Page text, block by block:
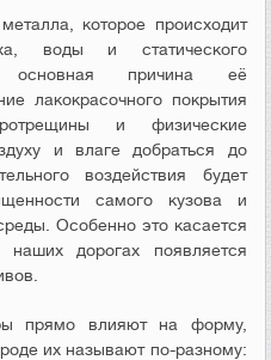
которое происходит
воды и статического
основная причина её
лакокрасочного покрытия
и физические
и влаге добраться до
воздействия будет
самого кузова и
Особенно это касается
дорогах появляется
прямо влияют на форму,
их называют по-разному: